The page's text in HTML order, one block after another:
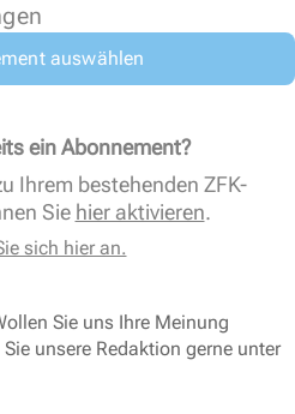
auswählen
ein Abonnement?
Ihrem bestehenden ZFK-
Sie hier aktivieren.
sich hier an.
Sie uns Ihre Meinung
unsere Redaktion gerne unter